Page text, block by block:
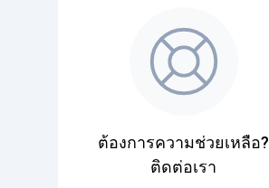
ต้องการความช่วยเหลือ?
ติดต่อเรา